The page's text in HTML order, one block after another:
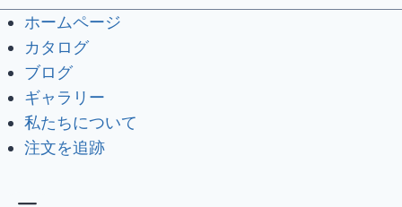
ホームページ
カタログ
ブログ
ギャラリー
私たちについて
注文を追跡